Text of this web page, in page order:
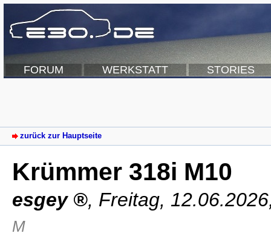
FORUM WERKSTATT STORIES
zurück zur Hauptseite
Krümmer 318i M10
esgey , Freitag,
M